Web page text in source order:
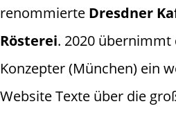
renommierte Dresdner
Rösterei. 2020
Konzepter (München) ein
Website Texte über die